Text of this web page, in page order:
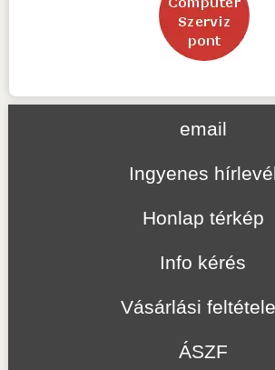
email
Ingyenes
Honlap térkép
Info kérés
Vásárlási
ÁSZF